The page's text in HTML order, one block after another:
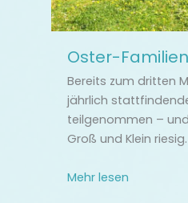
Oster-
Bereits zum dritten
jährlich
teilgenommen –
Groß und Klein
Mehr lesen